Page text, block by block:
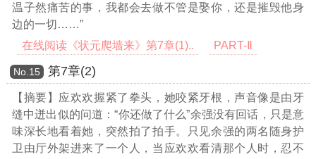
温子然痛苦的事，我都会去做不管是娶你，还是摧毁他身
边的一切……”
在线阅读《状元爬墙来》第7章(1)..
PART-Ⅱ
Νο.15 第7章(2)
【摘要】应欢欢握紧了拳头，她咬紧牙根，声音像是由牙
缝中迸出似的问道：“你还做了什么”余强没有回话，只是意
味深长地看着她，突然拍了拍手。只见余强的两名随身护
卫由厅外架进来了一个人，当应欢欢看清那个人时，忍不